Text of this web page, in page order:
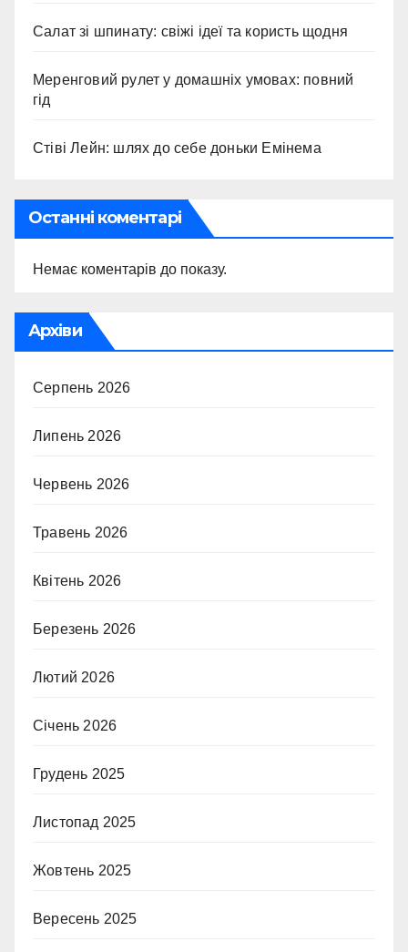
Салат зі шпинату: свіжі ідеї та користь щодня
Меренговий рулет у домашніх умовах: повний
гід
Стіві Лейн: шлях до себе доньки Емінема
Останні коментарі
Немає коментарів до показу.
Архіви
Серпень 2026
Липень 2026
Червень 2026
Травень 2026
Квітень 2026
Березень 2026
Лютий 2026
Січень 2026
Грудень 2025
Листопад 2025
Жовтень 2025
Вересень 2025